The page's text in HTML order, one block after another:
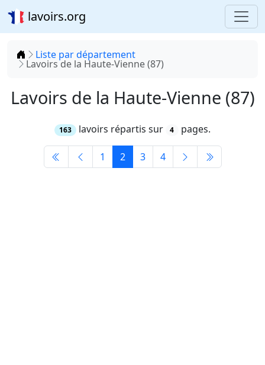
lavoirs.org
Accueil
Liste par département
Lavoirs de la Haute-Vienne (87)
Lavoirs de la Haute-Vienne (87)
163 lavoirs répartis sur 4 pages.
1 2 3 4